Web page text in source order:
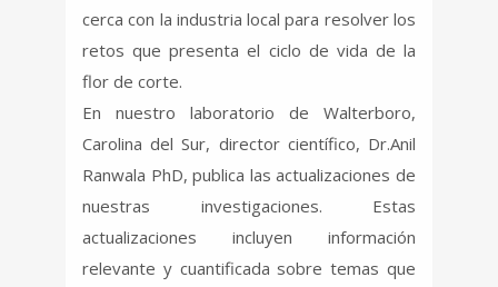
cerca con la industria local para resolver los
retos que presenta el ciclo de vida de la
flor de corte.
En nuestro laboratorio de Walterboro,
Carolina del Sur, director científico, Dr.Anil
Ranwala PhD, publica las actualizaciones de
nuestras investigaciones. Estas
actualizaciones incluyen información
relevante y cuantificada sobre temas que